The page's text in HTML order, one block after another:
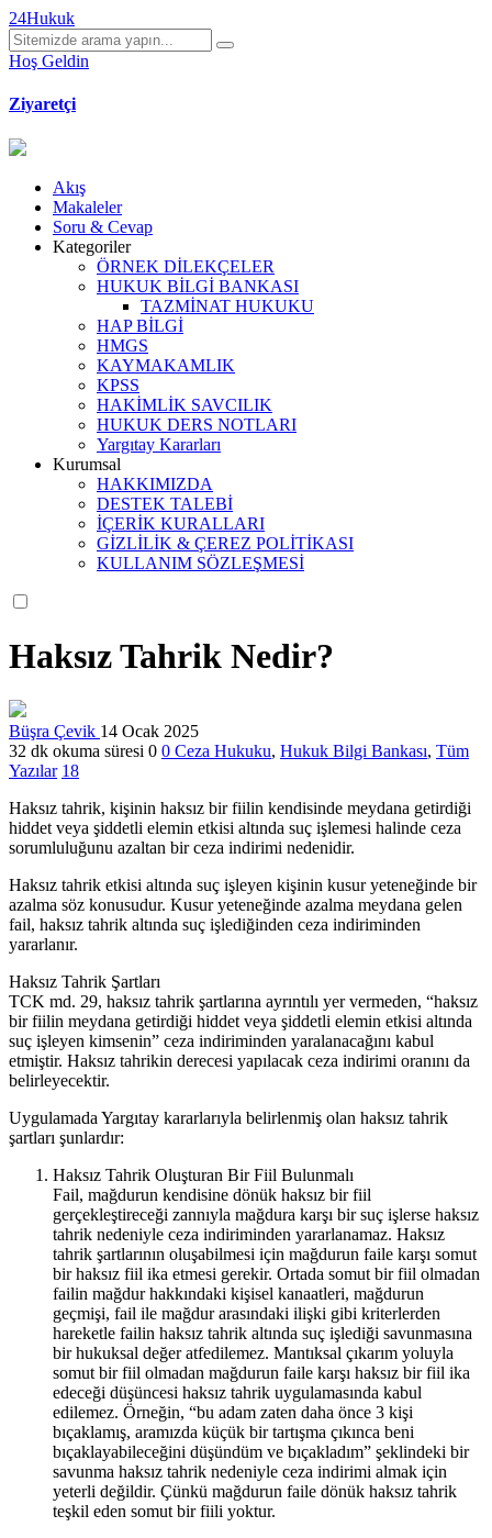
24Hukuk
Hoş Geldin
Ziyaretçi
Akış
Makaleler
Soru & Cevap
Kategoriler
ÖRNEK DİLEKÇELER
HUKUK BİLGİ BANKASI
TAZMİNAT HUKUKU
HAP BİLGİ
HMGS
KAYMAKAMLIK
KPSS
HAKİMLİK SAVCILIK
HUKUK DERS NOTLARI
Yargıtay Kararları
Kurumsal
HAKKIMIZDA
DESTEK TALEBİ
İÇERİK KURALLARI
GİZLİLİK & ÇEREZ POLİTİKASI
KULLANIM SÖZLEŞMESİ
Haksız Tahrik Nedir?
Büşra Çevik 14 Ocak 2025
32 dk okuma süresi 0 0 Ceza Hukuku, Hukuk Bilgi Bankası, Tüm
Yazılar 18
Haksız tahrik, kişinin haksız bir fiilin kendisinde meydana getirdiği
hiddet veya şiddetli elemin etkisi altında suç işlemesi halinde ceza
sorumluluğunu azaltan bir ceza indirimi nedenidir.
Haksız tahrik etkisi altında suç işleyen kişinin kusur yeteneğinde bir
azalma söz konusudur. Kusur yeteneğinde azalma meydana gelen
fail, haksız tahrik altında suç işlediğinden ceza indiriminden
yararlanır.
Haksız Tahrik Şartları
TCK md. 29, haksız tahrik şartlarına ayrıntılı yer vermeden, “haksız
bir fiilin meydana getirdiği hiddet veya şiddetli elemin etkisi altında
suç işleyen kimsenin” ceza indiriminden yaralanacağını kabul
etmiştir. Haksız tahrikin derecesi yapılacak ceza indirimi oranını da
belirleyecektir.
Uygulamada Yargıtay kararlarıyla belirlenmiş olan haksız tahrik
şartları şunlardır:
Haksız Tahrik Oluşturan Bir Fiil Bulunmalı
Fail, mağdurun kendisine dönük haksız bir fiil
gerçekleştireceği zannıyla mağdura karşı bir suç işlerse haksız
tahrik nedeniyle ceza indiriminden yararlanamaz. Haksız
tahrik şartlarının oluşabilmesi için mağdurun faile karşı somut
bir haksız fiil ika etmesi gerekir. Ortada somut bir fiil olmadan
failin mağdur hakkındaki kişisel kanaatleri, mağdurun
geçmişi, fail ile mağdur arasındaki ilişki gibi kriterlerden
hareketle failin haksız tahrik altında suç işlediği savunmasına
bir hukuksal değer atfedilemez. Mantıksal çıkarım yoluyla
somut bir fiil olmadan mağdurun faile karşı haksız bir fiil ika
edeceği düşüncesi haksız tahrik uygulamasında kabul
edilemez. Örneğin, “bu adam zaten daha önce 3 kişi
bıçaklamış, aramızda küçük bir tartışma çıkınca beni
bıçaklayabileceğini düşündüm ve bıçakladım” şeklindeki bir
savunma haksız tahrik nedeniyle ceza indirimi almak için
yeterli değildir. Çünkü mağdurun faile dönük haksız tahrik
teşkil eden somut bir fiili yoktur.